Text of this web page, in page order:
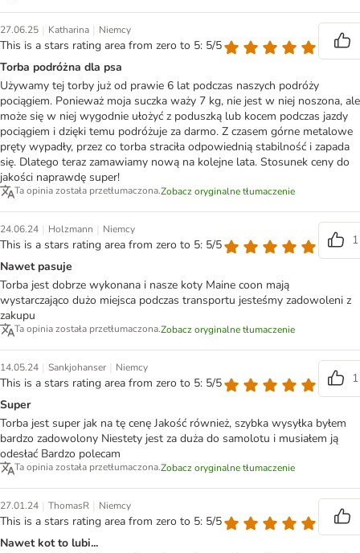
27.06.25 | Katharina | Niemcy
This is a stars rating area from zero to 5: 5/5
Torba podróżna dla psa
Używamy tej torby już od prawie 6 lat podczas naszych podróży
pociągiem. Ponieważ moja suczka waży 7 kg, nie jest w niej noszona, ale
może się w niej wygodnie ułożyć z poduszką lub kocem podczas jazdy
pociągiem i dzięki temu podróżuje za darmo. Z czasem górne metalowe
pręty wypadły, przez co torba straciła odpowiednią stabilność i zapada
się. Dlatego teraz zamawiamy nową na kolejne lata. Stosunek ceny do
jakości naprawdę super!
Ta opinia została przetłumaczona.Zobacz oryginalne tłumaczenie
24.06.24 | Holzmann | Niemcy
This is a stars rating area from zero to 5: 5/5
1
Nawet pasuje
Torba jest dobrze wykonana i nasze koty Maine coon mają
wystarczająco dużo miejsca podczas transportu jesteśmy zadowoleni z
zakupu
Ta opinia została przetłumaczona.Zobacz oryginalne tłumaczenie
14.05.24 | Sankjohanser | Niemcy
This is a stars rating area from zero to 5: 5/5
1
Super
Torba jest super jak na tę cenę Jakość również, szybka wysyłka byłem
bardzo zadowolony Niestety jest za duża do samolotu i musiałem ją
odesłać Bardzo polecam
Ta opinia została przetłumaczona.Zobacz oryginalne tłumaczenie
27.01.24 | ThomasR | Niemcy
This is a stars rating area from zero to 5: 5/5
Nawet kot to lubi...